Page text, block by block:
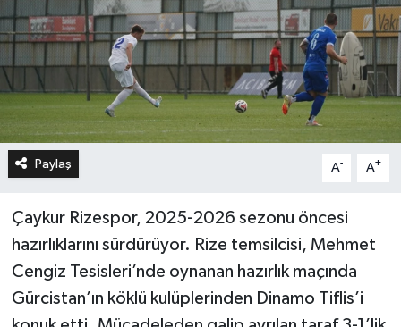
Paylaş A- A+
Çaykur Rizespor, 2025-2026 sezonu öncesi
hazırlıklarını sürdürüyor. Rize temsilcisi, Mehmet
Cengiz Tesisleri’nde oynanan hazırlık maçında
Gürcistan’ın köklü kulüplerinden Dinamo Tiflis’i